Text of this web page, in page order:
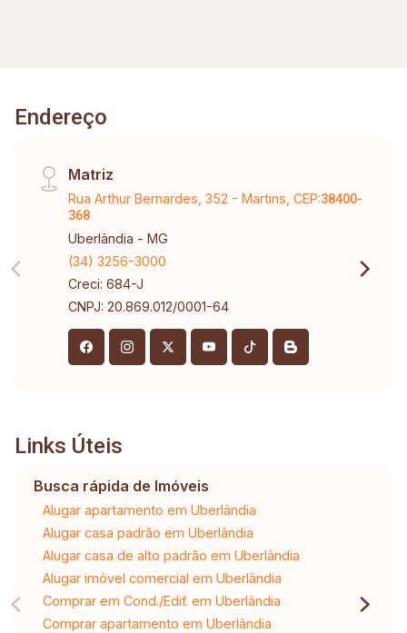
Endereço
Matriz
Rua Arthur Bernardes, 352 - Martins, CEP:38400-
368
Uberlândia - MG
(34) 3256-3000
Creci: 684-J
CNPJ: 20.869.012/0001-64
Links Úteis
Busca rápida de Imóveis
Alugar apartamento em Uberlândia
Alugar casa padrão em Uberlândia
Alugar casa de alto padrão em Uberlândia
Alugar imóvel comercial em Uberlândia
Comprar em Cond./Edif. em Uberlândia
Comprar apartamento em Uberlândia